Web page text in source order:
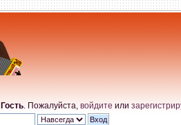
Гость . Пожалуйста, войдите или